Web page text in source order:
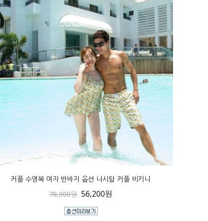
커플 수영복 여자 반바지 옵션 나시탑 커플 비키니
78,000원 56,200원